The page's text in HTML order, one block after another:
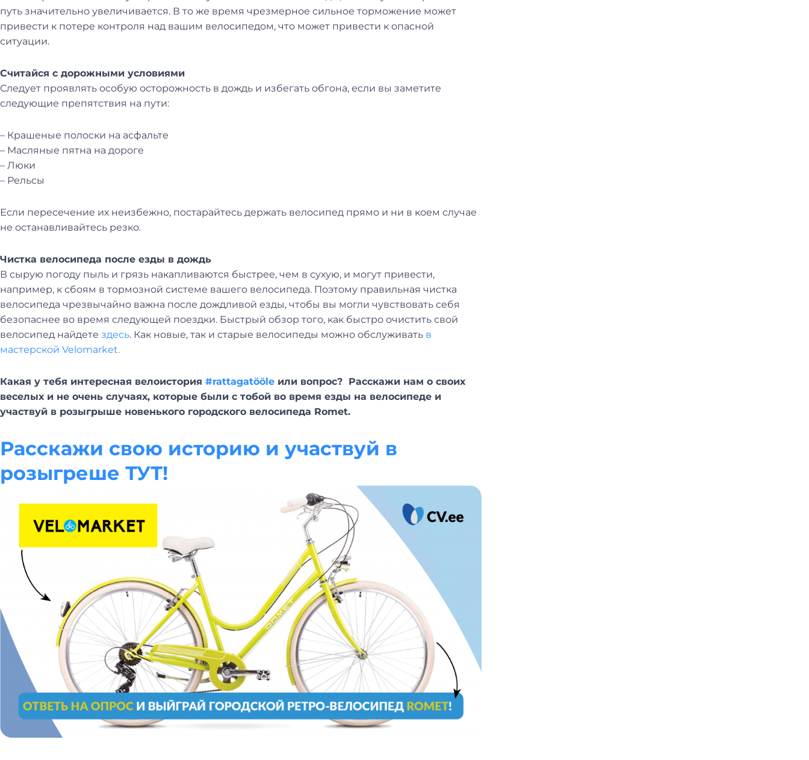
путь значительно увеличивается. В то же время чрезмерное сильное торможение может
привести к потере контроля над вашим велосипедом, что может привести к опасной
ситуации.
Считайся с дорожными условиями
Следует проявлять особую осторожность в дождь и избегать обгона, если вы заметите
следующие препятствия на пути:
– Крашеные полоски на асфальте
– Масляные пятна на дороге
– Люки
– Рельсы
Если пересечение их неизбежно, постарайтесь держать велосипед прямо и ни в коем случае
не останавливайтесь резко.
Чистка велосипеда после езды в дождь
В сырую погоду пыль и грязь накапливаются быстрее, чем в сухую, и могут привести,
например, к сбоям в тормозной системе вашего велосипеда. Поэтому правильная чистка
велосипеда чрезвычайно важна после дождливой езды, чтобы вы могли чувствовать себя
безопаснее во время следующей поездки. Быстрый обзор того, как быстро очистить свой
велосипед найдете здесь. Как новые, так и старые велосипеды можно обслуживать в
мастерской Velomarket.
Какая у тебя интересная велоистория #rattagatööle или вопрос? Расскажи нам о своих
веселых и не очень случаях, которые были с тобой во время езды на велосипеде и
участвуй в розыгрыше новенького городского велосипеда Romet.
Расскажи свою историю и участвуй в
розыгреше ТУТ!